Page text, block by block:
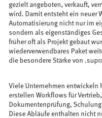
gezielt angeboten, verkauft,
wird. Damit entsteht ein neuer
Automatisierung nicht nur im
sondern als eigenständiges
früher oft als Projekt gebaut
wiederverwendbares Paket
die besondere Stärke von
Viele Unternehmen entwickeln
erstellen Workflows für
Dokumentenprüfung,
Diese Abläufe enthalten nicht